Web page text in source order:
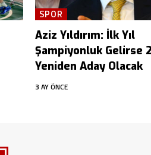
SPOR
Aziz Yıldırım: İlk Yıl
Şampiyonluk Gelirse
Yeniden Aday Olacak
3 AY ÖNCE